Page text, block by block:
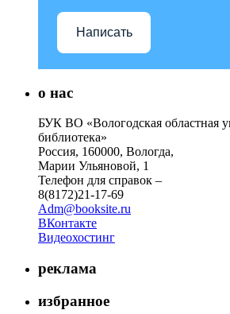
Написать
о нас
БУК ВО «Вологодская областная
библиотека»
Россия, 160000, Вологда,
Марии Ульяновой, 1
Телефон для справок –
8(8172)21-17-69
Adm@booksite.ru
ВКонтакте
Видеохостинг
реклама
избранное